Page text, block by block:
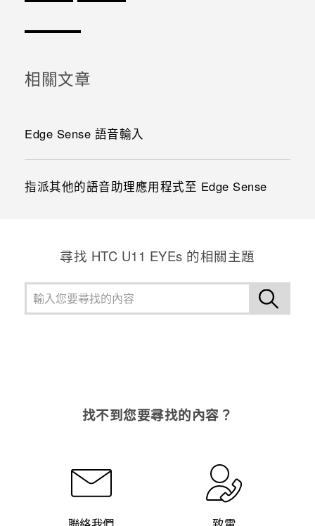
相關文章
Edge Sense 語音輸入
指派其他的語音助理應用程式至 Edge Sense
尋找 HTC U11 EYEs 的相關主題
找不到您要尋找的內容？